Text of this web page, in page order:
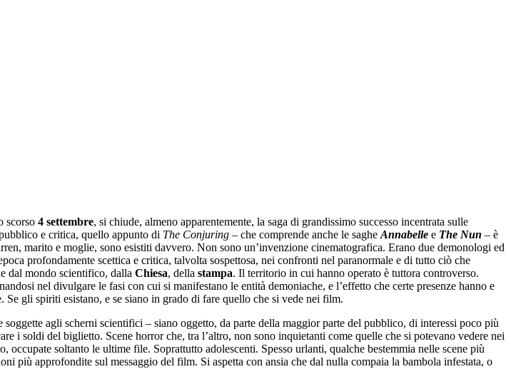
scorso 4 settembre, si chiude, almeno apparentemente, la saga di grandissimo successo incentrata sulle
e critica, quello appunto di The Conjuring – che comprende anche le saghe Annabelle e The Nun – è
marito e moglie, sono esistiti davvero. Non sono un’invenzione cinematografica. Erano due demonologi ed
profondamente scettica e critica, talvolta sospettosa, nei confronti nel paranormale e di tutto ciò che
dal mondo scientifico, dalla Chiesa, della stampa. Il territorio in cui hanno operato è tuttora controverso.
nel divulgare le fasi con cui si manifestano le entità demoniache, e l’effetto che certe presenze hanno e
gli spiriti esistano, e se siano in grado di fare quello che si vede nei film.
agli scherni scientifici – siano oggetto, da parte della maggior parte del pubblico, di interessi poco più
i soldi del biglietto. Scene horror che, tra l’altro, non sono inquietanti come quelle che si potevano vedere nei
occupate soltanto le ultime file. Soprattutto adolescenti. Spesso urlanti, qualche bestemmia nelle scene più
più approfondite sul messaggio del film. Si aspetta con ansia che dal nulla compaia la bambola infestata, o